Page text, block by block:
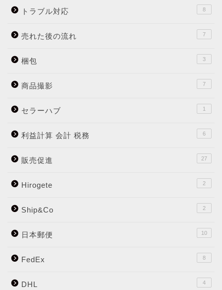
トラブル対応 8
売れた後の流れ 7
梱包 3
商品撮影 7
セラーハブ 1
利益計算 会計 税務 6
販売促進 27
Hirogete 2
Ship&Co 2
日本郵便 10
FedEx 8
DHL 4